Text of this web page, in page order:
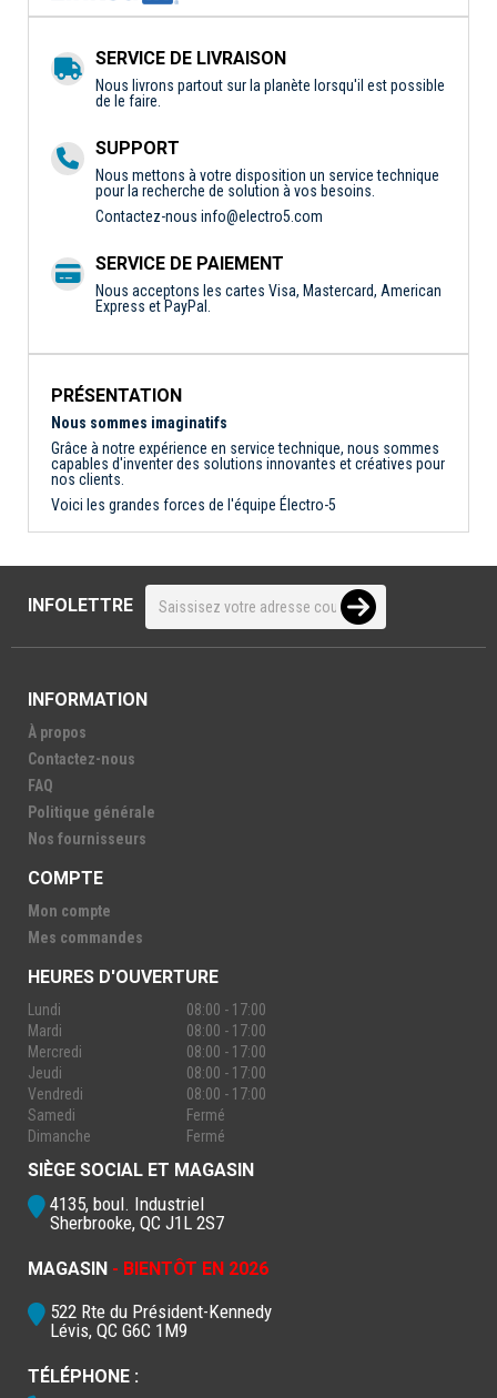
SERVICE DE LIVRAISON
Nous livrons partout sur la planète lorsqu'il est possible
de le faire.
SUPPORT
Nous mettons à votre disposition un service technique
pour la recherche de solution à vos besoins.
Contactez-nous info@electro5.com
SERVICE DE PAIEMENT
Nous acceptons les cartes Visa, Mastercard, American
Express et PayPal.
PRÉSENTATION
Nous sommes imaginatifs
Grâce à notre expérience en service technique, nous sommes
capables d'inventer des solutions innovantes et créatives pour
nos clients.
Voici les grandes forces de l'équipe Électro-5
INFOLETTRE
INFORMATION
À propos
Contactez-nous
FAQ
Politique générale
Nos fournisseurs
COMPTE
Mon compte
Mes commandes
HEURES D'OUVERTURE
Lundi
08:00 - 17:00
Mardi
08:00 - 17:00
Mercredi
08:00 - 17:00
Jeudi
08:00 - 17:00
Vendredi
08:00 - 17:00
Samedi
Fermé
Dimanche
Fermé
SIÈGE SOCIAL ET MAGASIN
4135, boul. Industriel
Sherbrooke, QC J1L 2S7
MAGASIN - BIENTÔT EN 2026
522 Rte du Président-Kennedy
Lévis, QC G6C 1M9
TÉLÉPHONE :